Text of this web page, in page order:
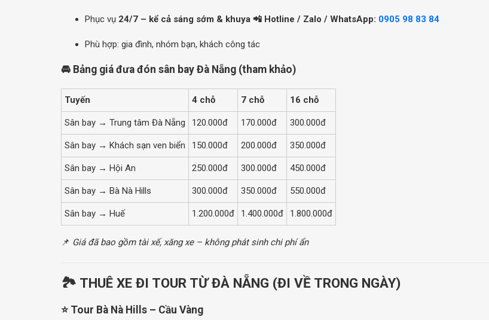
Phục vụ 24/7 – kể cả sáng sớm & khuya 📲 Hotline / Zalo / WhatsApp: 0905 98 83 84
Phù hợp: gia đình, nhóm bạn, khách công tác
🚘 Bảng giá đưa đón sân bay Đà Nẵng (tham khảo)
Tuyến 4 chỗ 7 chỗ 16 chỗ
Sân bay → Trung tâm Đà Nẵng 120.000đ 170.000đ 300.000đ
Sân bay → Khách sạn ven biển 150.000đ 200.000đ 350.000đ
Sân bay → Hội An 250.000đ 300.000đ 450.000đ
Sân bay → Bà Nà Hills 300.000đ 350.000đ 550.000đ
Sân bay → Huế 1.200.000đ 1.400.000đ 1.800.000đ
📌 Giá đã bao gồm tài xế, xăng xe – không phát sinh chi phí ẩn
🏞️ THUÊ XE ĐI TOUR TỪ ĐÀ NẴNG (ĐI VỀ TRONG NGÀY)
⭐ Tour Bà Nà Hills – Cầu Vàng